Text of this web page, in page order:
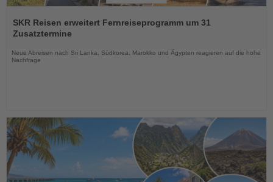
Sie
die
SKR Reisen erweitert Fernreiseprogramm um 31
Zusatztermine
Neue Abreisen nach Sri Lanka, Südkorea, Marokko und Ägypten reagieren auf die hohe
Nachfrage